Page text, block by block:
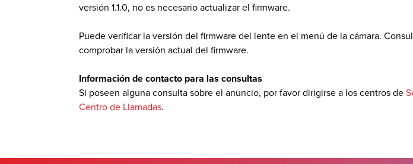
versión 1.1.0, no es necesario actualizar el firmware.
Puede verificar la versión del firmware del lente en el menú de la cámara.
comprobar la versión actual del firmware.
Información de contacto para las consultas
Si poseen alguna consulta sobre el anuncio, por favor dirigirse a los centros de
Centro de Llamadas.